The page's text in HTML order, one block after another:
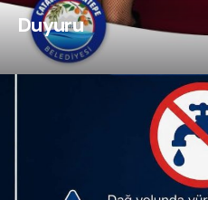
Duyuru